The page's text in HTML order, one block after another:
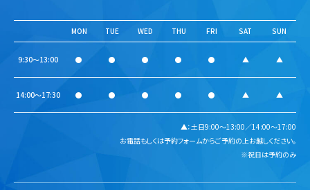
MON TUE WED THU FRI SAT SUN
9:30～13:00 ● ● ● ● ● ▲ ▲
14:00～17:30 ● ● ● ● ● ▲ ▲
▲：土日9:00～13:00／14:00～17:00
お電話もしくは予約フォームからご予約の上お越しください。
※祝日は予約のみ